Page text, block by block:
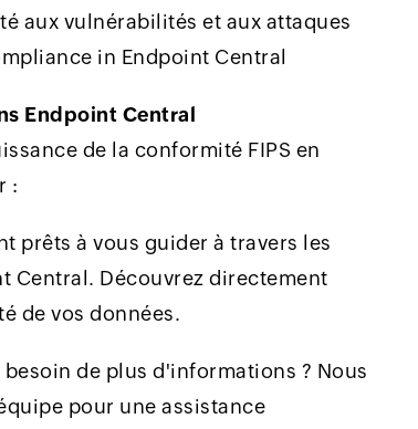
aux vulnérabilités et aux attaques
in Endpoint Central
Endpoint Central
de la conformité FIPS en
:
prêts à vous guider à travers les
Central. Découvrez directement
de vos données.
de plus d'informations ? Nous
pour une assistance